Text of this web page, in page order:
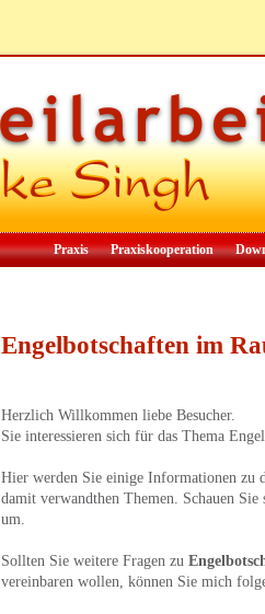
Praxis Praxiskooperation
Engelbotschaften im
Herzlich Willkommen liebe Besucher.
Sie interessieren sich für das Thema
Hier werden Sie einige Informationen zu
damit verwandthen Themen. Schauen
um.
Sollten Sie weitere Fragen zu
vereinbaren wollen, können Sie mich